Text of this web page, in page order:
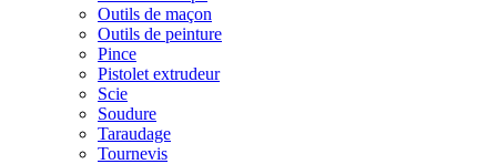
Outils de maçon
Outils de peinture
Pince
Pistolet extrudeur
Scie
Soudure
Taraudage
Tournevis